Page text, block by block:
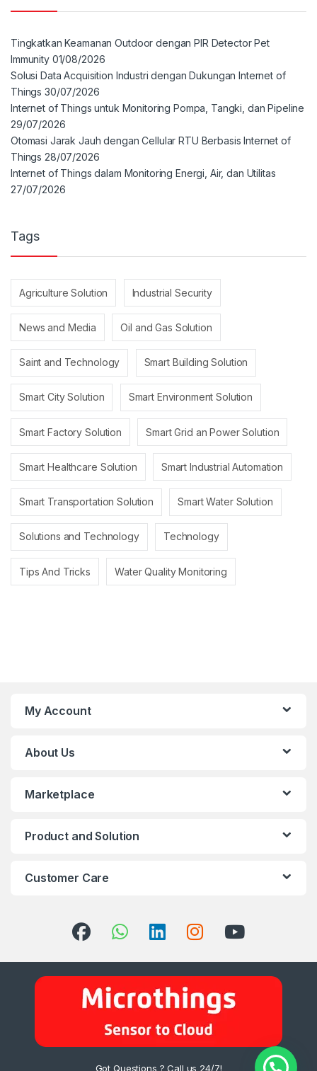
Tingkatkan Keamanan Outdoor dengan PIR Detector Pet
Immunity 01/08/2026
Solusi Data Acquisition Industri dengan Dukungan Internet of
Things 30/07/2026
Internet of Things untuk Monitoring Pompa, Tangki, dan Pipeline
29/07/2026
Otomasi Jarak Jauh dengan Cellular RTU Berbasis Internet of
Things 28/07/2026
Internet of Things dalam Monitoring Energi, Air, dan Utilitas
27/07/2026
Tags
Agriculture Solution Industrial Security
News and Media Oil and Gas Solution
Saint and Technology Smart Building Solution
Smart City Solution Smart Environment Solution
Smart Factory Solution Smart Grid an Power Solution
Smart Healthcare Solution Smart Industrial Automation
Smart Transportation Solution Smart Water Solution
Solutions and Technology Technology
Tips And Tricks Water Quality Monitoring
My Account
About Us
Marketplace
Product and Solution
Customer Care
Got Questions ? Call us 24/7!